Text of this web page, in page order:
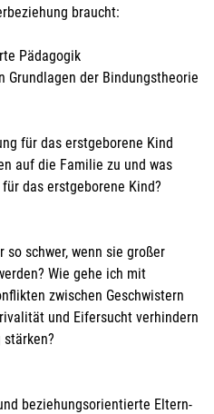
braucht:
Pädagogik
der Bindungstheorie
für das erstgeborene Kind
auf die Familie zu und was
das erstgeborene Kind?
so schwer, wenn sie großer
Wie gehe ich mit
zwischen Geschwistern
und Eifersucht verhindern
stärken?
beziehungsorientierte Eltern-